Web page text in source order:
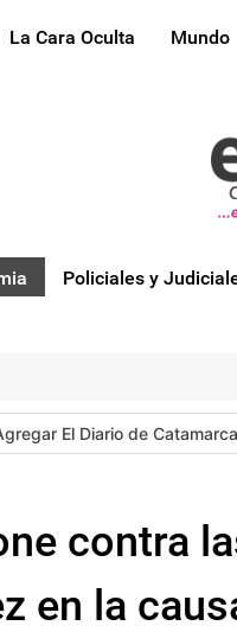
La Cara Oculta Mundo
Policiales y
El Diario de
contra
en la